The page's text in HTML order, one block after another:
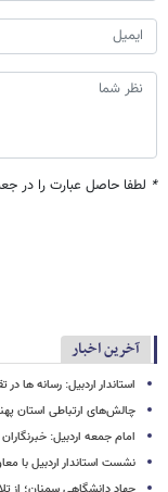
* لطفا حاصل عبارت را در
آخرین اخبار
استاندار اردبیل: رسانه
چالش‌های ارتباطی استان
امام جمعه اردبیل:
نشست استاندار اردبیل با